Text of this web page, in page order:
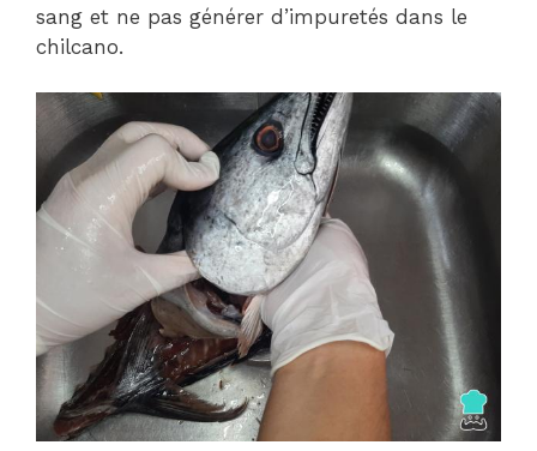
sang et ne pas générer d’impuretés dans le
chilcano.